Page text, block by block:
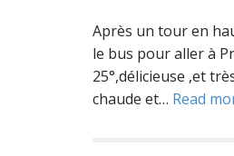
Après un tour en
le bus pour aller à
25°,délicieuse ,et
chaude et… Read